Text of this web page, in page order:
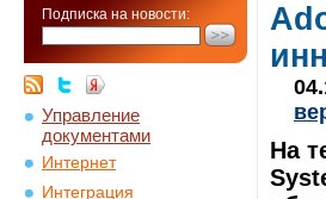
Подписка на новости:
Управление
документами
Интернет
Интеграция
На